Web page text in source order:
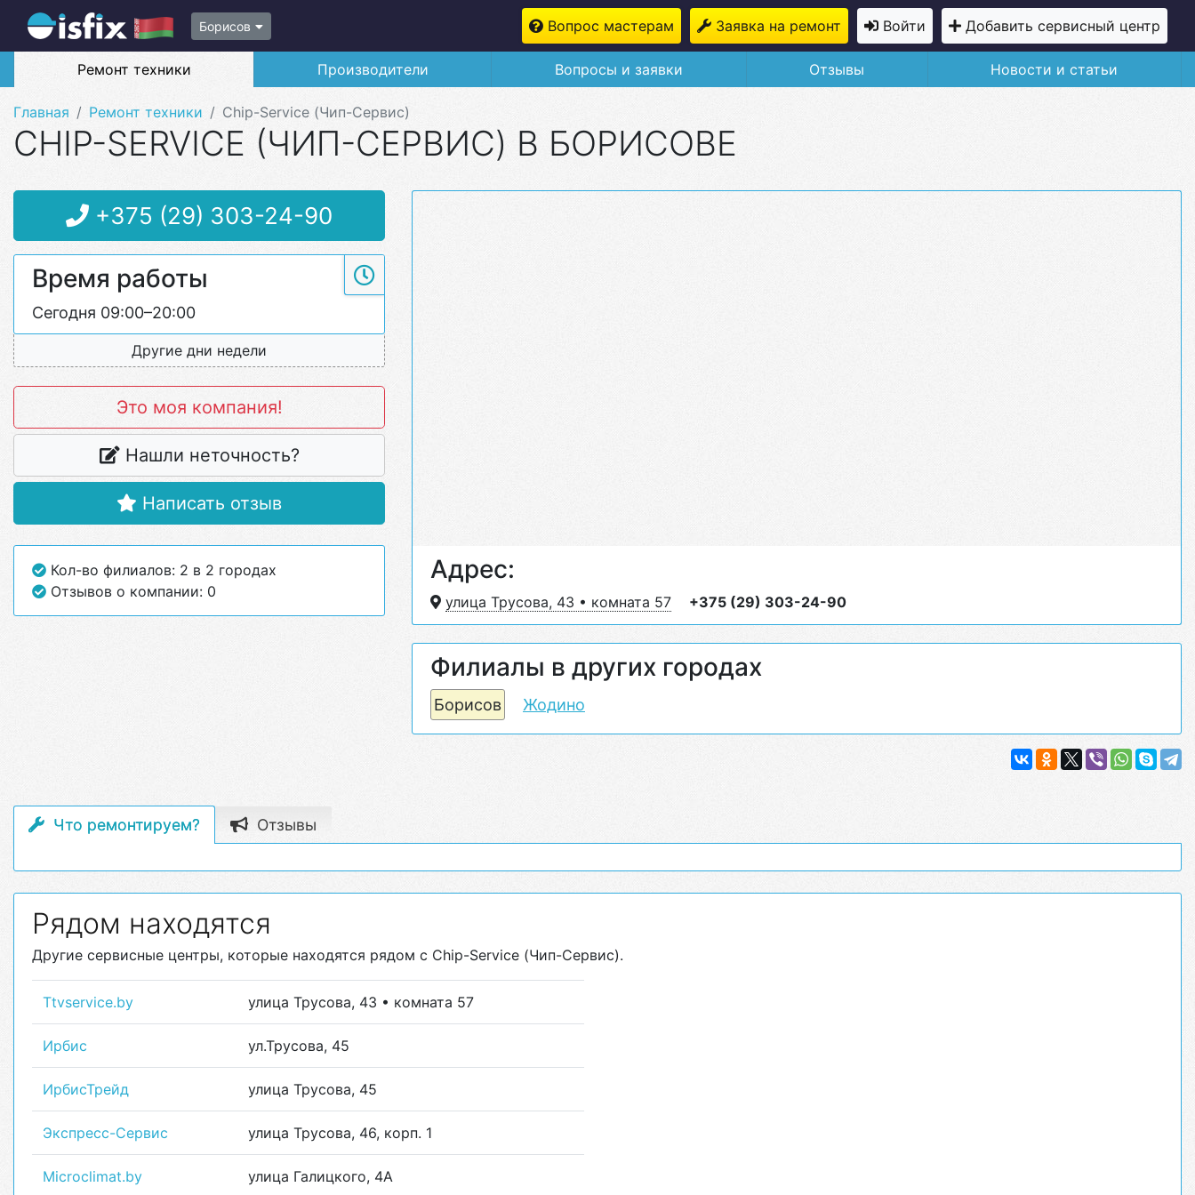
Борисов Вопрос мастерам Заявка на ремонт Войти Добавить сервисный центр
Ремонт техники Производители Вопросы и заявки Отзывы Новости и статьи
Главная Ремонт техники Chip-Service (Чип-Сервис)
CHIP-SERVICE (ЧИП-СЕРВИС) В БОРИСОВЕ
+375 (29) 303-24-90
Время работы
Сегодня 09:00–20:00
Другие дни недели
Это моя компания!
Нашли неточность?
Написать отзыв
Кол-во филиалов: 2 в 2 городах
Отзывов о компании: 0
Адрес:
улица Трусова, 43 • комната 57 +375 (29) 303-24-90
Филиалы в других городах
Борисов Жодино
Что ремонтируем? Отзывы
Рядом находятся
Другие сервисные центры, которые находятся рядом с Chip-Service (Чип-Сервис).
Ttvservice.by улица Трусова, 43 • комната 57
Ирбис ул.Трусова, 45
ИрбисТрейд улица Трусова, 45
Экспресс-Сервис улица Трусова, 46, корп. 1
Microclimat.by улица Галицкого, 4А